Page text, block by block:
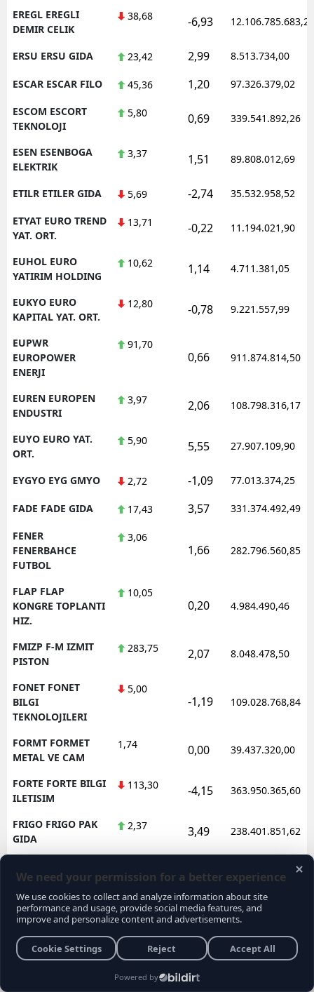
EREGL EREGLI
DEMIR CELIK
38,68 -6,93 12.106.785.683,20
ERSU ERSU GIDA 23,42 2,99 8.513.734,00
ESCAR ESCAR FILO 45,36 1,20 97.326.379,02
ESCOM ESCORT
TEKNOLOJI
5,80 0,69 339.541.892,26
ESEN ESENBOGA
ELEKTRIK
3,37 1,51 89.808.012,69
ETILR ETILER GIDA 5,69 -2,74 35.532.958,52
ETYAT EURO TREND
YAT. ORT.
13,71 -0,22 11.194.021,90
EUHOL EURO
YATIRIM HOLDING
10,62 1,14 4.711.381,05
EUKYO EURO
KAPITAL YAT. ORT.
12,80 -0,78 9.221.557,99
EUPWR
EUROPOWER
ENERJI
91,70
0,66 911.874.814,50
EUREN EUROPEN
ENDUSTRI
3,97 2,06 108.798.316,17
EUYO EURO YAT.
ORT.
5,90 5,55 27.907.109,90
EYGYO EYG GMYO 2,72 -1,09 77.013.374,25
FADE FADE GIDA 17,43 3,57 331.374.492,49
FENER
FENERBAHCE
FUTBOL
3,06
1,66 282.796.560,85
FLAP FLAP
KONGRE TOPLANTI
HIZ.
10,05
0,20 4.984.490,46
FMIZP F-M IZMIT
PISTON
283,75 2,07 8.048.478,50
FONET FONET
BILGI
TEKNOLOJILERI
5,00
-1,19 109.028.768,84
FORMT FORMET
METAL VE CAM
1,74 0,00 39.437.320,00
FORTE FORTE BILGI
ILETISIM
113,30 -4,15 363.950.365,60
FRIGO FRIGO PAK
GIDA
2,37 3,49 238.401.851,62
PLASTIK VE METAL
1,48 92.565.525,00
FROTO FORD
OTOSAN
78,10 -0,64 1.602.362.688,95
FZLGY FUZUL
GMYO
10,36 -4,43 172.638.488,80